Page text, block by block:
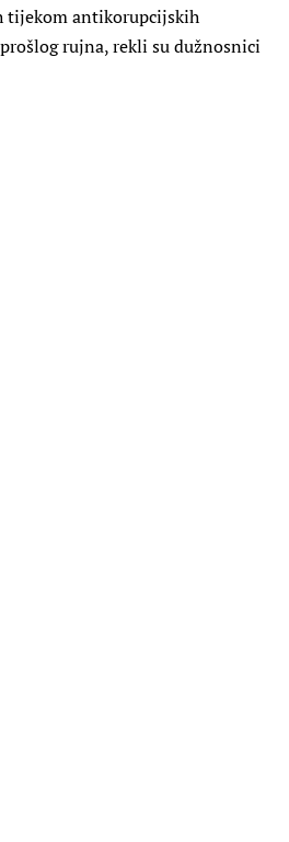
tijekom antikorupcijskih
rujna, rekli su dužnosnici